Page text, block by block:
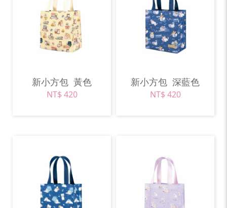
新小方包 黃色
NT$ 420
新小方包 深藍色
NT$ 420